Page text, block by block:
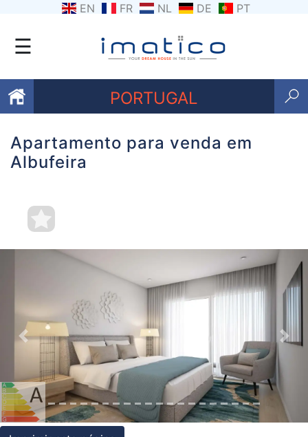
EN FR NL DE PT
☰
PORTUGAL
Favoritos
Contacte-
nos
Condições
Testemunhos
Assessoria
Jurídica
Apartamento para venda em
Albufeira
Previous Next